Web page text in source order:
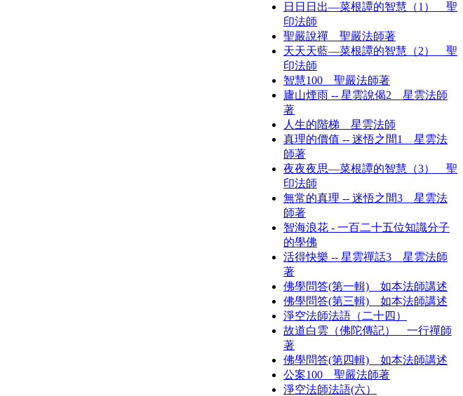
日日日出—菜根譚的智慧（1） 聖
印法師
聖嚴說禪 聖嚴法師著
天天天藍—菜根譚的智慧（2） 聖
印法師
智慧100 聖嚴法師著
廬山煙雨 -- 星雲說偈2 星雲法師
著
人生的階梯 星雲法師
真理的價值 -- 迷悟之間1 星雲法
師著
夜夜夜思—菜根譚的智慧（3） 聖
印法師
無常的真理 -- 迷悟之間3 星雲法
師著
智海浪花 - 一百二十五位知識分子
的學佛
活得快樂 -- 星雲禪話3 星雲法師
著
佛學問答(第一輯) 如本法師講述
佛學問答(第三輯) 如本法師講述
淨空法師法語（二十四）
故道白雲（佛陀傳記） 一行禪師
著
佛學問答(第四輯) 如本法師講述
公案100 聖嚴法師著
淨空法師法語(六）